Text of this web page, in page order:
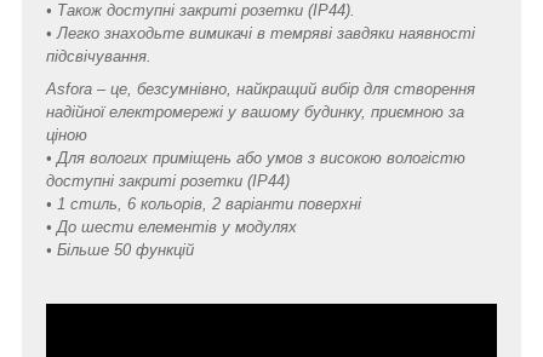
• Також доступні закриті розетки (IP44).
• Легко знаходьте вимикачі в темряві завдяки наявності
підсвічування.
Asfora – це, безсумнівно, найкращий вибір для створення
надійної електромережі у вашому будинку, приємною за
ціною
• Для вологих приміщень або умов з високою вологістю
доступні закриті розетки (IP44)
• 1 стиль, 6 кольорів, 2 варіанти поверхні
• До шести елементів у модулях
• Більше 50 функцій